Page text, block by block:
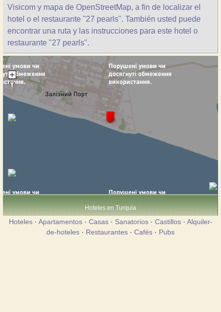
Visicom y mapa de OpenStreetMap, a fin de localizar el
hotel o el restaurante "27 pearls". También usted puede
encontrar una ruta y las instrucciones para este hotel o
restaurante "27 pearls".
Hoteles en Turquía
Hoteles· Apartamentos· Casas· Sanatorios· Castillos· Alquiler-
de-hoteles · Restaurantes · Cafés · Pubs